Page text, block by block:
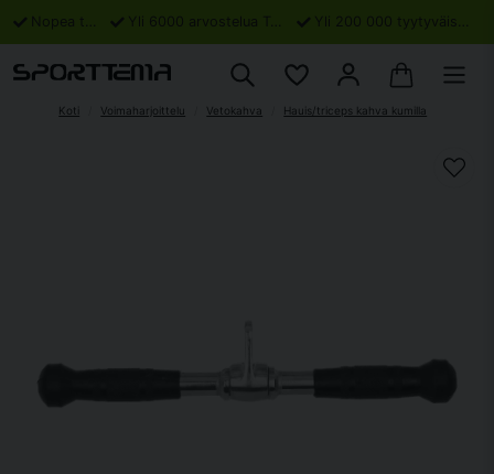
Nopea toimitus Yli 6000 arvostelua Trustpilotissa Yli 200 000 tyytyväistä asiakasta
Koti Voimaharjoittelu Vetokahva Hauis/triceps kahva kumilla